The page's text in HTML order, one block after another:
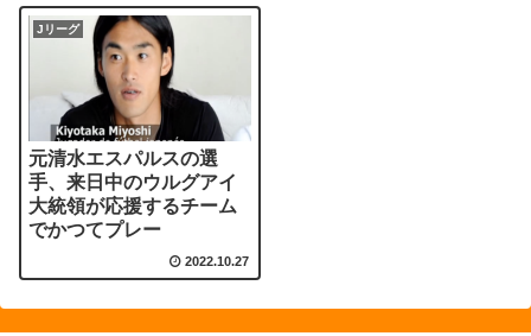
Jリーグ
元清水エスパルスの選
手、来日中のウルグアイ
大統領が応援するチーム
でかつてプレー
2022.10.27